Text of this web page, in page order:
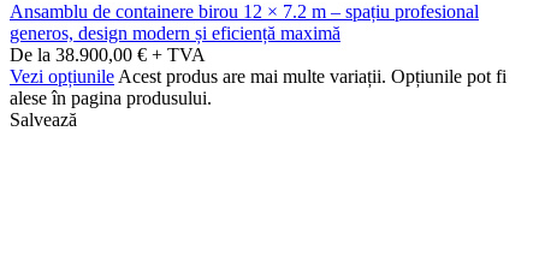
Ansamblu de containere birou 12 × 7.2 m – spațiu profesional
generos, design modern și eficiență maximă
De la 38.900,00 € + TVA
Vezi opțiunile Acest produs are mai multe variații. Opțiunile pot fi
alese în pagina produsului.
Salvează